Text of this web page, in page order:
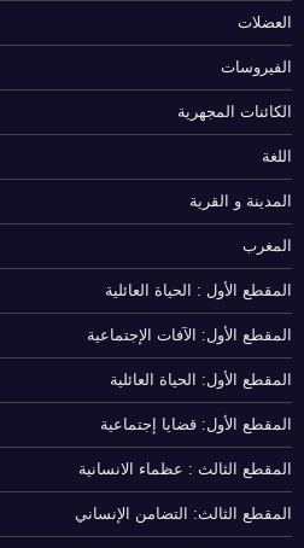
العضلات
الفيروسات
الكائنات المجهرية
اللغة
المدينة و القرية
المغرب
المقطع الأول : الحياة العائلية
المقطع الأول: الآفات الإجتماعية
المقطع الأول: الحياة العائلية
المقطع الأول: قضايا إجتماعية
المقطع الثالث : عظماء الانسانية
المقطع الثالث: التضامن الإنساني